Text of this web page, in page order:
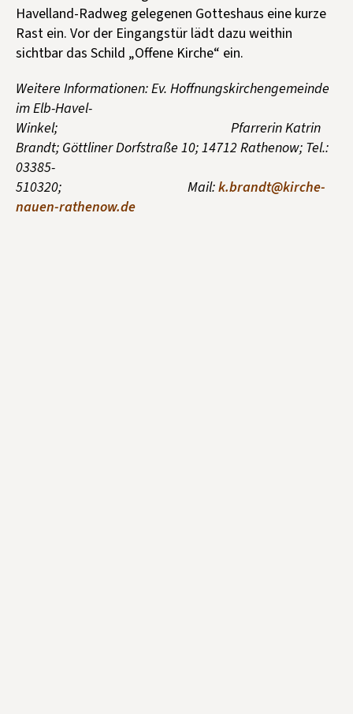
Havelland-Radweg gelegenen Gotteshaus eine kurze
Rast ein. Vor der Eingangstür lädt dazu weithin
sichtbar das Schild „Offene Kirche“ ein.
Weitere Informationen: Ev. Hoffnungskirchengemeinde
im Elb-Havel-
Winkel; Pfarrerin Katrin
Brandt; Göttliner Dorfstraße 10; 14712 Rathenow; Tel.:
03385-
510320; Mail:k.brandt@kirche-
nauen-rathenow.de